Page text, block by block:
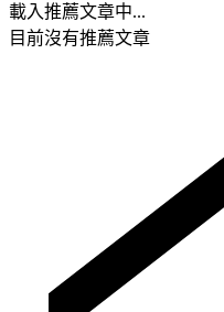
載入推薦文章中...
目前沒有推薦文章